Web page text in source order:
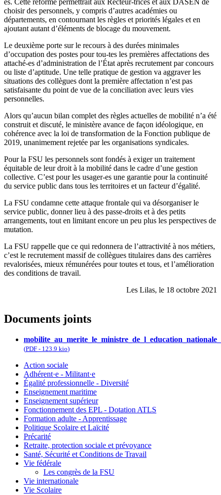
choisir des personnels, y compris d’autres académies ou
départements, en contournant les règles et priorités légales et en
ajoutant autant d’éléments de blocage du mouvement.
Le deuxième porte sur le recours à des durées minimales
d’occupation des postes pour tou-tes les premières affectations des
attaché-es d’administration de l’État après recrutement par concours
ou liste d’aptitude. Une telle pratique de gestion va aggraver les
situations des collègues dont la première affectation n’est pas
satisfaisante du point de vue de la conciliation avec leurs vies
personnelles.
Alors qu’aucun bilan complet des règles actuelles de mobilité n’a été
construit et discuté, le ministère avance de façon idéologique, en
cohérence avec la loi de transformation de la Fonction publique de
2019, unanimement rejetée par les organisations syndicales.
Pour la FSU les personnels sont fondés à exiger un traitement
équitable de leur droit à la mobilité dans le cadre d’une gestion
collective. C’est pour les usager-es une garantie pour la continuité
du service public dans tous les territoires et un facteur d’égalité.
La FSU condamne cette attaque frontale qui va désorganiser le
service public, donner lieu à des passe-droits et à des petits
arrangements, tout en limitant encore un peu plus les perspectives de
mutation.
La FSU rappelle que ce qui redonnera de l’attractivité à nos métiers,
c’est le recrutement massif de collègues titulaires dans des carrières
revalorisées, mieux rémunérées pour toutes et tous, et l’amélioration
des conditions de travail.
Les Lilas, le 18 octobre 2021
Documents joints
(PDF - 123.9 kio)
Action sociale
Adhérent·e - Militant·e
Égalité professionnelle - Diversité
Enseignement maritime
Enseignement supérieur
Fonctionnement des EPL - Dotation ATLS
Formation adulte - Apprentissage
Politique Scolaire et Laïcité
Précarité
Retraite, protection sociale et prévoyance
Santé, Sécurité et Conditions de Travail
Vie fédérale
Les congrès de la FSU
Vie internationale
Vie Scolaire